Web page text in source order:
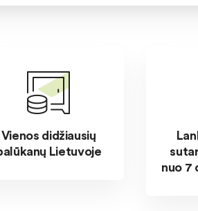
Vienos didžiausių
Lietuvoje
nuo 7